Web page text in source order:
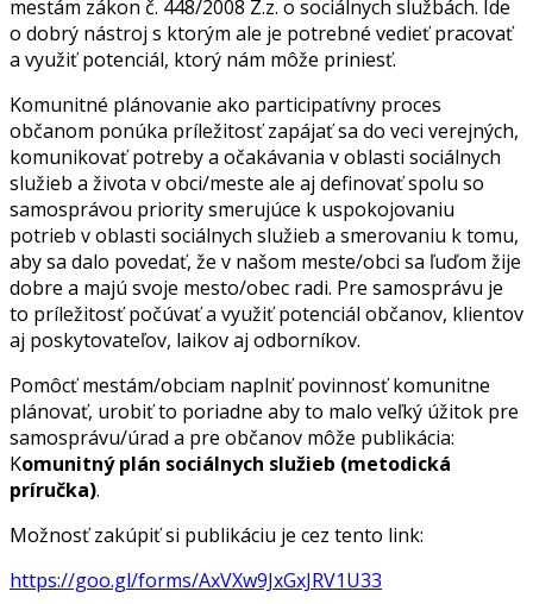
mestám zákon č. 448/2008 Z.z. o sociálnych službách. Ide
o dobrý nástroj s ktorým ale je potrebné vedieť pracovať
a využiť potenciál, ktorý nám môže priniesť.
Komunitné plánovanie ako participatívny proces
občanom ponúka príležitosť zapájať sa do veci verejných,
komunikovať potreby a očakávania v oblasti sociálnych
služieb a života v obci/meste ale aj definovať spolu so
samosprávou priority smerujúce k uspokojovaniu
potrieb v oblasti sociálnych služieb a smerovaniu k tomu,
aby sa dalo povedať, že v našom meste/obci sa ľuďom žije
dobre a majú svoje mesto/obec radi. Pre samosprávu je
to príležitosť počúvať a využiť potenciál občanov, klientov
aj poskytovateľov, laikov aj odborníkov.
Pomôcť mestám/obciam naplniť povinnosť komunitne
plánovať, urobiť to poriadne aby to malo veľký úžitok pre
samosprávu/úrad a pre občanov môže publikácia:
Komunitný plán sociálnych služieb (metodická
príručka).
Možnosť zakúpiť si publikáciu je cez tento link:
https://goo.gl/forms/AxVXw9JxGxJRV1U33